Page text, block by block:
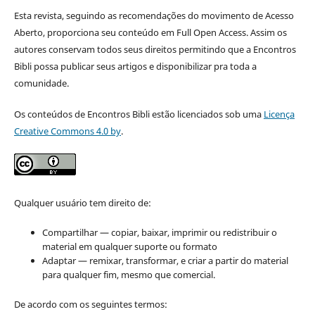
Esta revista, seguindo as recomendações do movimento de Acesso
Aberto, proporciona seu conteúdo em Full Open Access. Assim os
autores conservam todos seus direitos permitindo que a Encontros
Bibli possa publicar seus artigos e disponibilizar pra toda a
comunidade.
Os conteúdos de Encontros Bibli estão licenciados sob uma Licença
Creative Commons 4.0 by.
Qualquer usuário tem direito de:
Compartilhar — copiar, baixar, imprimir ou redistribuir o
material em qualquer suporte ou formato
Adaptar — remixar, transformar, e criar a partir do material
para qualquer fim, mesmo que comercial.
De acordo com os seguintes termos: